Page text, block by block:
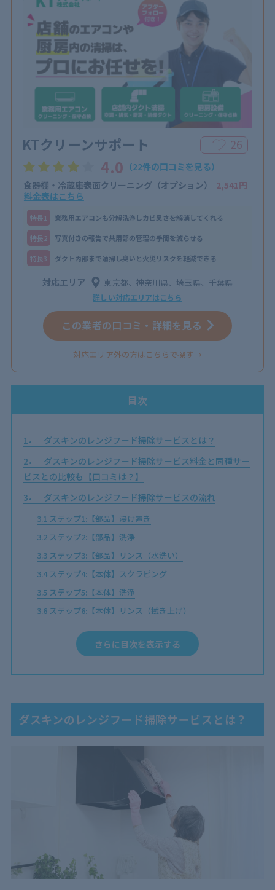
KTクリーンサポート ＋ 26
4.0 （22件の口コミを見る）
食器棚・冷蔵庫表面クリーニング（オプション）
2,541円
料金表はこちら
特⻑1 業務用エアコンも分解洗浄しカビ臭さを解消してくれる
特⻑2 写真付きの報告で共用部の管理の手間を減らせる
特⻑3 ダクト内部まで清掃し臭いと火災リスクを軽減できる
対応エリア 東京都、神奈川県、埼玉県、千葉県
詳しい対応エリアはこちら
この業者の口コミ・詳細を見る
対応エリア外の方はこちらで探す→
目次
1
ダスキンのレンジフード掃除サービスとは？
2
ダスキンのレンジフード掃除サービス料金と同種サー
ビスとの比較も【口コミは？】
3
ダスキンのレンジフード掃除サービスの流れ
3.1 ステップ1:【部品】浸け置き
3.2ステップ2:【部品】洗浄
3.3ステップ3:【部品】リンス（水洗い）
3.4ステップ4:【本体】スクラピング
3.5ステップ5:【本体】洗浄
3.6ステップ6:【本体】リンス（拭き上げ）
ダスキンのレンジフード掃除サービス利用手順【評判
4.1申し込み方法を選ぶ【WEB・訪問見積もり】
4.4クリーニング完了後の仕上がり
自分で掃除しても汚れが落ちない
換気扇の効きが悪くなってきた
年1回のメンテナンスで清潔を保ちたい
ダスキンのレンジフード掃除サービスの口コミ・評判
をチェック！
さらに目次を表示する
ダスキンのレンジフード掃除サービスとは？